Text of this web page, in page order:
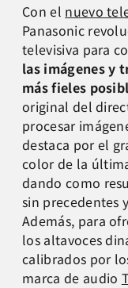
Con el nuevo
Panasonic
televisiva para
las imágenes y
más fieles
original del
procesar
destaca por el
color de la
dando como
sin precedentes
Además, para
los altavoces
calibrados por
marca de audio